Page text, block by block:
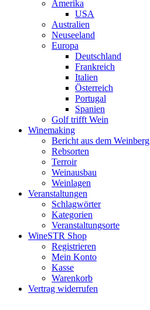
Amerika
USA
Australien
Neuseeland
Europa
Deutschland
Frankreich
Italien
Österreich
Portugal
Spanien
Golf trifft Wein
Winemaking
Bericht aus dem Weinberg
Rebsorten
Terroir
Weinausbau
Weinlagen
Veranstaltungen
Schlagwörter
Kategorien
Veranstaltungsorte
WineSTR Shop
Registrieren
Mein Konto
Kasse
Warenkorb
Vertrag widerrufen